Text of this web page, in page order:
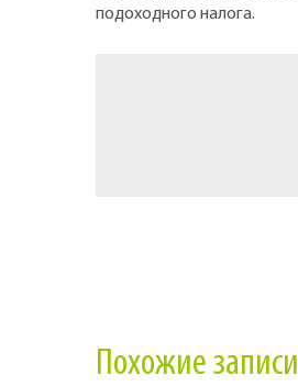
подоходного налога.
Похожие записи